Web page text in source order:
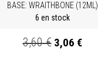
BASE: WRAITHBONE (12ML)
6 en stock
3,60 € 3,06 €